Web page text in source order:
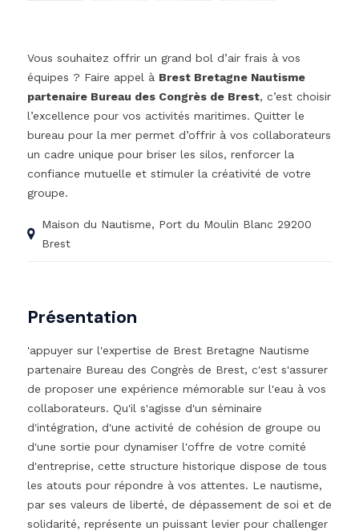
Vous souhaitez offrir un grand bol d’air frais à vos
équipes ? Faire appel à Brest Bretagne Nautisme
partenaire Bureau des Congrès de Brest, c’est choisir
l’excellence pour vos activités maritimes. Quitter le
bureau pour la mer permet d’offrir à vos collaborateurs
un cadre unique pour briser les silos, renforcer la
confiance mutuelle et stimuler la créativité de votre
groupe.
Maison du Nautisme, Port du Moulin Blanc 29200
Brest
Présentation
'appuyer sur l'expertise de Brest Bretagne Nautisme
partenaire Bureau des Congrès de Brest, c'est s'assurer
de proposer une expérience mémorable sur l'eau à vos
collaborateurs. Qu'il s'agisse d'un séminaire
d'intégration, d'une activité de cohésion de groupe ou
d'une sortie pour dynamiser l'offre de votre comité
d'entreprise, cette structure historique dispose de tous
les atouts pour répondre à vos attentes. Le nautisme,
par ses valeurs de liberté, de dépassement de soi et de
solidarité, représente un puissant levier pour challenger